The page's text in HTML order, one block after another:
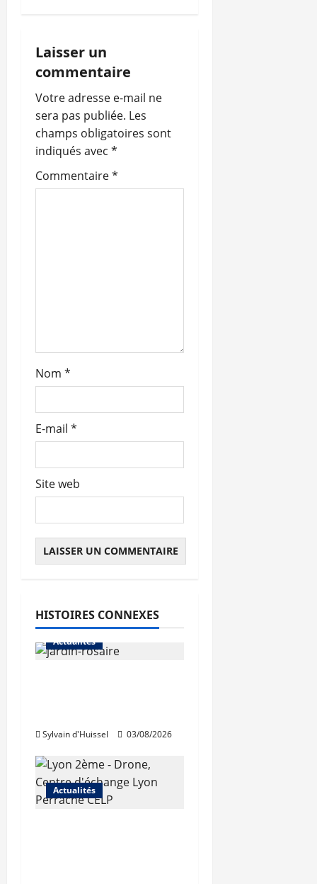
t
i
o
n
d
’
l
Laisser un
commentaire
Votre adresse e-mail ne
sera pas publiée. Les
champs obligatoires sont
indiqués avec *
Commentaire*
Nom *
E-mail *
Site web
HISTOIRES CONNEXES
Actualités
Sylvain d'Huissel 03/08/2026
Actualités